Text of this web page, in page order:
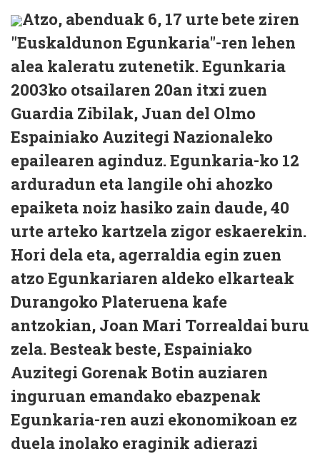
Atzo, abenduak 6, 17 urte bete ziren
"Euskaldunon Egunkaria"-ren lehen
alea kaleratu zutenetik. Egunkaria
2003ko otsailaren 20an itxi zuen
Guardia Zibilak, Juan del Olmo
Espainiako Auzitegi Nazionaleko
epailearen aginduz. Egunkaria-ko 12
arduradun eta langile ohi ahozko
epaiketa noiz hasiko zain daude, 40
urte arteko kartzela zigor eskaerekin.
Hori dela eta, agerraldia egin zuen
atzo Egunkariaren aldeko elkarteak
Durangoko Plateruena kafe
antzokian, Joan Mari Torrealdai buru
zela. Besteak beste, Espainiako
Auzitegi Gorenak Botin auziaren
inguruan emandako ebazpenak
Egunkaria-ren auzi ekonomikoan ez
duela inolako eraginik adierazi